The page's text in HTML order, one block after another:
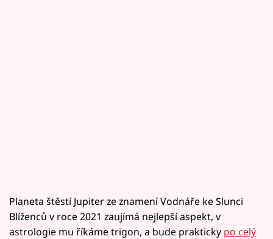
Planeta štěstí Jupiter ze znamení Vodnáře ke Slunci
Blíženců v roce 2021 zaujímá nejlepší aspekt, v
astrologie mu říkáme trigon, a bude prakticky po celý